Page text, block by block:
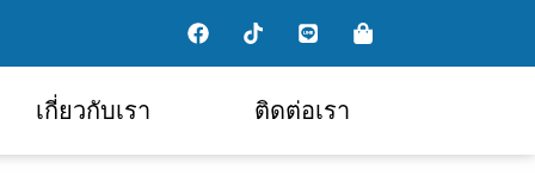
เกี่ยวกับเรา ติดต่อเรา